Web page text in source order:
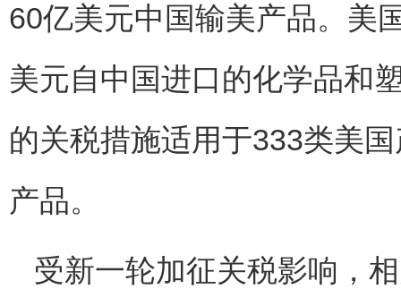
60亿美元中国输美产品。美
美元自中国进口的化学品和
的关税措施适用于333类美
产品。
受新一轮加征关税影响，